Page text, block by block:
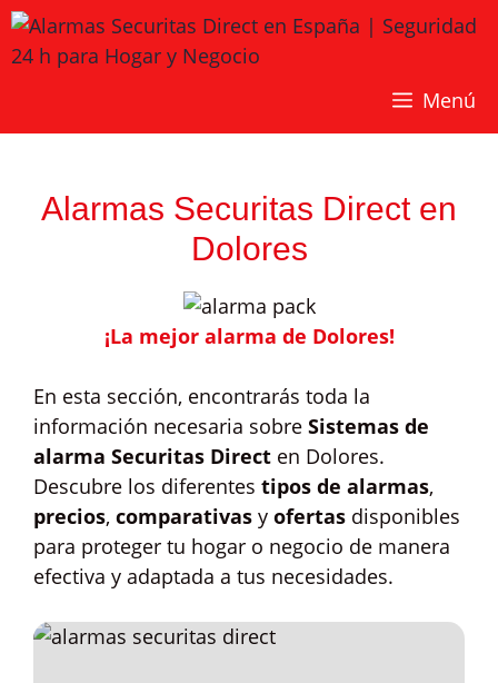
Saltar
al
contenido
Menú
Alarmas Securitas Direct en
Dolores
¡La mejor alarma de Dolores!
En esta sección, encontrarás toda la
información necesaria sobre Sistemas de
alarma Securitas Direct en Dolores.
Descubre los diferentes tipos de alarmas,
precios, comparativas y ofertas disponibles
para proteger tu hogar o negocio de manera
efectiva y adaptada a tus necesidades.